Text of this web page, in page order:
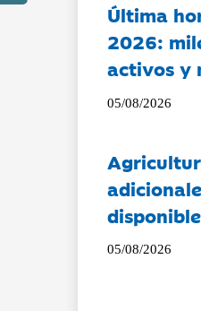
Última
2026:
activos y
05/08/2026
05/08/2026